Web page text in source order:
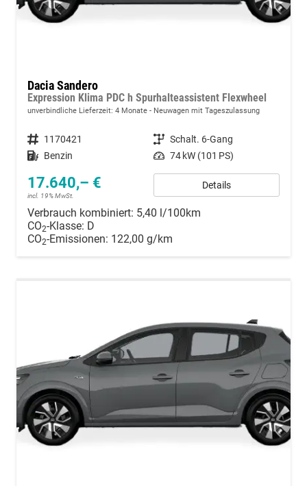
Dacia Sandero
Expression Klima PDC h Spurhalteassistent Flexwheel
unverbindliche Lieferzeit: 4 Monate Neuwagen mit Tageszulassung
Fahrzeugnummer 1170421 Getriebe Schalt. 6-Gang
Kraftstoff Benzin Leistung 74 kW (101 PS)
17.640,– €
incl. 19% MwSt.
Details
Verbrauch kombiniert: 5,40 l/100km
CO2-Klasse: D
CO2-Emissionen: 122,00 g/km